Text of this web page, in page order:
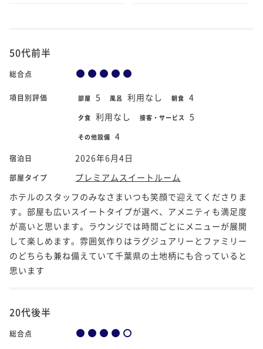
50代前半
総合点
項目別評価 部屋 5 風呂 利用なし 朝食 4
夕食 利用なし 接客・サービス 5
その他設備 4
宿泊日 2026年6月4日
部屋タイプ
プレミアムスイートルーム
ホテルのスタッフのみなさまいつも笑顔で迎えてくださりま
す。部屋も広いスイートタイプが選べ、アメニティも満足度
が高いと思います。ラウンジでは時間ごとにメニューが展開
して楽しめます。雰囲気作りはラグジュアリーとファミリー
のどちらも兼ね備えていて千葉県の土地柄にも合っていると
思います
20代後半
総合点